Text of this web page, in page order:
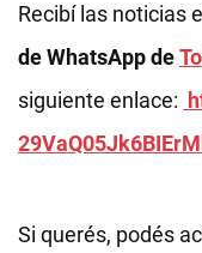
Recibí las noticias
de WhatsApp de
siguiente enlace:
Si querés, podés